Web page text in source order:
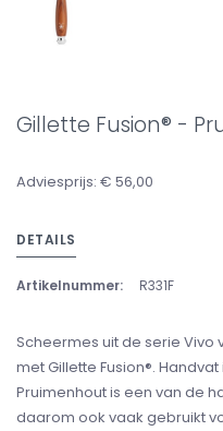
Gillette Fusion® -
Adviesprijs: € 56,00
DETAILS
Artikelnummer: R331F
Scheermes uit de serie Vivo
met Gillette Fusion®.
Pruimenhout is een van de
daarom ook vaak gebruikt